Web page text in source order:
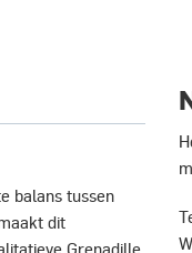
balans tussen
dit
Grenadille